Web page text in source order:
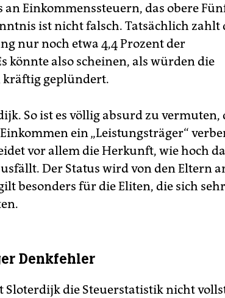
Einkommenssteuern, das obere
ist nicht falsch. Tatsächlich zahlt
nur noch etwa 4,4 Prozent der
könnte also scheinen, als würden die
kräftig geplündert.
So ist es völlig absurd zu vermuten,
ein „Leistungsträger“
vor allem die Herkunft, wie hoch
Der Status wird von den Eltern
besonders für die Eliten, die sich
Denkfehler
Sloterdijk die Steuerstatistik nicht